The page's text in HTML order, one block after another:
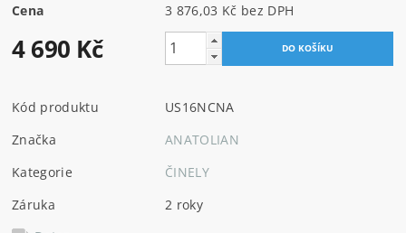
Cena 3 876,03 Kč bez DPH
4 690 Kč
Kód produktu
US16NCNA
Značka
ANATOLIAN
Kategorie
ČINELY
Záruka
2 roky